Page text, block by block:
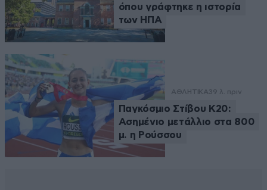
όπου γράφτηκε η ιστορία
των ΗΠΑ
ΑΘΛΗΤΙΚΑ39 λ. πριν
Παγκόσμιο Στίβου Κ20:
Ασημένιο μετάλλιο στα 800
μ. η Ρούσσου